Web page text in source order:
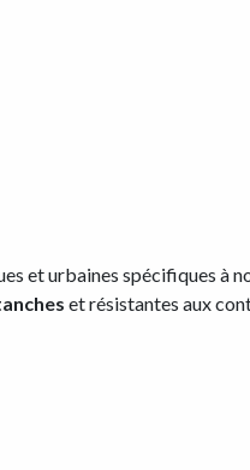
et urbaines spécifiques à
et résistantes aux